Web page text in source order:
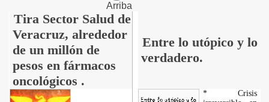
Arriba
Tira Sector Salud de
Veracruz, alrededor
de un millón de
pesos en fármacos
oncológicos .
Entre lo utópico y lo
verdadero.
* Crisis